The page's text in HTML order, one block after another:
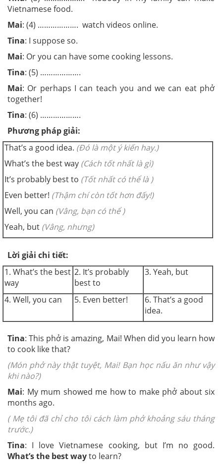
Vietnamese food.
Mai: (4) ………………. watch videos online.
Tina: I suppose so.
Mai: Or you can have some cooking lessons.
Tina: (5) ……………….
Mai: Or perhaps I can teach you and we can eat phở
together!
Tina: (6) ……………….
Phương pháp giải:
That’s a good idea. (Đó là một ý kiến hay.)
What’s the best way (Cách tốt nhất là gì)
It’s probably best to (Tốt nhất có thể là )
Even better! (Thậm chí còn tốt hơn đấy!)
Well, you can (Vâng, bạn có thể )
Yeah, but (Vâng, nhưng)
Lời giải chi tiết:
1. What’s the best
way
2. It’s probably
best to
3. Yeah, but
4. Well, you can 5. Even better! 6. That’s a good
idea.
Tina: This phở is amazing, Mai! When did you learn how
to cook like that?
(Món phở này thật tuyệt, Mai! Bạn học nấu ăn như vậy
khi nào?)
Mai: My mum showed me how to make phở about six
months ago.
( Mẹ tôi đã chỉ cho tôi cách làm phở khoảng sáu tháng
trước.)
Tina: I love Vietnamese cooking, but I’m no good.
What’s the best wayto learn?